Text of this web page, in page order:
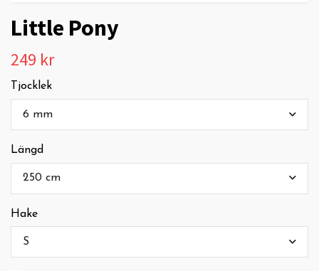
Little Pony
249 kr
Tjocklek
6 mm
Längd
250 cm
Hake
S